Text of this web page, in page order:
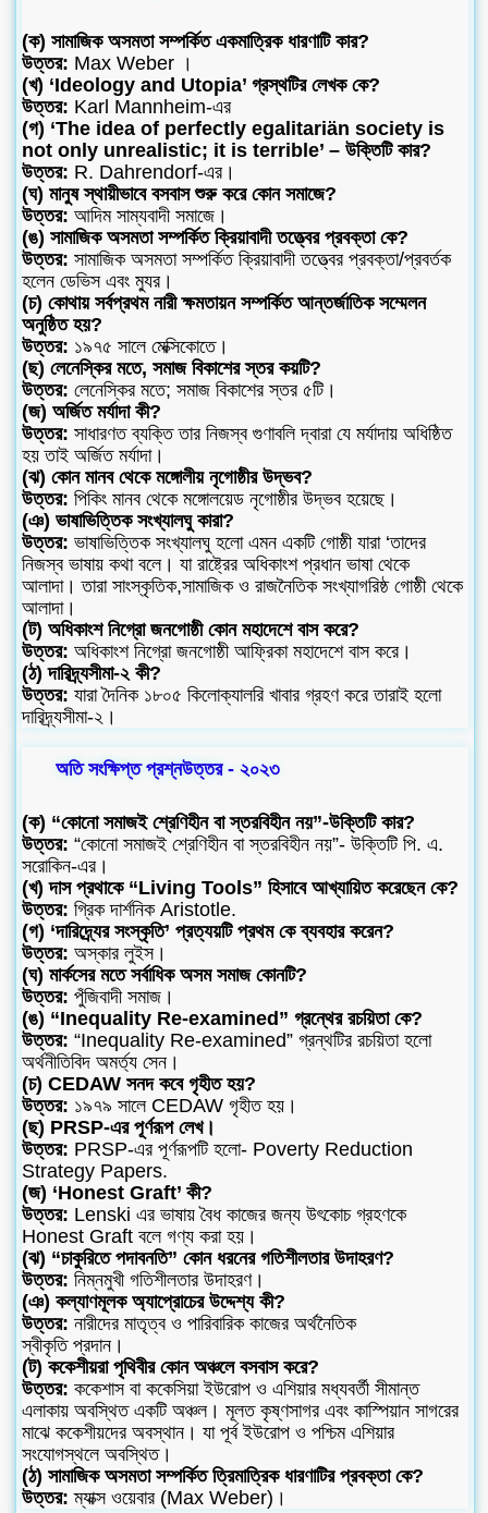
(ক) সামাজিক অসমতা সম্পর্কিত একমাত্রিক ধারণাটি কার?
উত্তর: Max Weber ।
(খ) ‘Ideology and Utopia’ গ্রস্থটির লেখক কে?
উত্তর: Karl Mannheim-এর
(গ) ‘The idea of perfectly egalitariän society is
not only unrealistic; it is terrible’ – উক্তিটি কার?
উত্তর: R. Dahrendorf-এর।
(ঘ) মানুষ স্থায়ীভাবে বসবাস শুরু করে কোন সমাজে?
উত্তর: আদিম সাম্যবাদী সমাজে।
(ঙ) সামাজিক অসমতা সম্পর্কিত ক্রিয়াবাদী তত্ত্বের প্রবক্তা কে?
উত্তর: সামাজিক অসমতা সম্পর্কিত ক্রিয়াবাদী তত্ত্বের প্রবক্তা/প্রবর্তক
হলেন ডেভিস এবং ম্যুর।
(চ) কোথায় সর্বপ্রথম নারী ক্ষমতায়ন সম্পর্কিত আন্তর্জাতিক সম্মেলন
অনুষ্ঠিত হয়?
উত্তর: ১৯৭৫ সালে মেক্সিকোতে।
(ছ) লেনেস্কির মতে, সমাজ বিকাশের স্তর কয়টি?
উত্তর: লেনেস্কির মতে; সমাজ বিকাশের স্তর ৫টি।
(জ) অর্জিত মর্যাদা কী?
উত্তর: সাধারণত ব্যক্তি তার নিজস্ব গুণাবলি দ্বারা যে মর্যাদায় অধিষ্ঠিত
হয় তাই অর্জিত মর্যাদা।
(ঝ) কোন মানব থেকে মঙ্গোলীয় নৃগোষ্ঠীর উদ্ভব?
উত্তর: পিকিং মানব থেকে মঙ্গোলয়েড নৃগোষ্ঠীর উদ্ভব হয়েছে।
(ঞ) ভাষাভিত্তিক সংখ্যালঘু কারা?
উত্তর: ভাষাভিত্তিক সংখ্যালঘু হলো এমন একটি গোষ্ঠী যারা ‘তাদের
নিজস্ব ভাষায় কথা বলে। যা রাষ্ট্রের অধিকাংশ প্রধান ভাষা থেকে
আলাদা। তারা সাংস্কৃতিক,সামাজিক ও রাজনৈতিক সংখ্যাগরিষ্ঠ গোষ্ঠী থেকে
আলাদা।
(ট) অধিকাংশ নিগ্রো জনগোষ্ঠী কোন মহাদেশে বাস করে?
উত্তর: অধিকাংশ নিগ্রো জনগোষ্ঠী আফ্রিকা মহাদেশে বাস করে।
(ঠ) দারিদ্র্যসীমা-২ কী?
উত্তর: যারা দৈনিক ১৮০৫ কিলোক্যালরি খাবার গ্রহণ করে তারাই হলো
দারিদ্র্যসীমা-২।
অতি সংক্ষিপ্ত প্রশ্নউত্তর - ২০২৩
(ক) “কোনো সমাজই শ্রেণিহীন বা স্তরবিহীন নয়”-উক্তিটি কার?
উত্তর: “কোনো সমাজই শ্রেণিহীন বা স্তরবিহীন নয়”- উক্তিটি পি. এ.
সরোকিন-এর।
(খ) দাস প্রথাকে “Living Tools” হিসাবে আখ্যায়িত করেছেন কে?
উত্তর: গ্রিক দার্শনিক Aristotle.
(গ) ‘দারিদ্র্যের সংস্কৃতি’ প্রত্যয়টি প্রথম কে ব্যবহার করেন?
উত্তর: অস্কার লুইস।
(ঘ) মার্কসের মতে সর্বাধিক অসম সমাজ কোনটি?
উত্তর: পুঁজিবাদী সমাজ।
(ঙ) “Inequality Re-examined” গ্রন্থের রচয়িতা কে?
উত্তর: “Inequality Re-examined” গ্রন্থটির রচয়িতা হলো
অর্থনীতিবিদ অমর্ত্য সেন।
(চ) CEDAW সনদ কবে গৃহীত হয়?
উত্তর: ১৯৭৯ সালে CEDAW গৃহীত হয়।
(ছ) PRSP-এর পূর্ণরূপ লেখ।
উত্তর: PRSP-এর পূর্ণরূপটি হলো- Poverty Reduction
Strategy Papers.
(জ) ‘Honest Graft’ কী?
উত্তর: Lenski এর ভাষায় বৈধ কাজের জন্য উৎকোচ গ্রহণকে
Honest Graft বলে গণ্য করা হয়।
(ঝ) “চাকুরিতে পদাবনতি” কোন ধরনের গতিশীলতার উদাহরণ?
উত্তর: নিম্নমুখী গতিশীলতার উদাহরণ।
(ঞ) কল্যাণমূলক অ্যাপ্রোচের উদ্দেশ্য কী?
উত্তর: নারীদের মাতৃত্ব ও পারিবারিক কাজের অর্থনৈতিক
স্বীকৃতি প্রদান।
(ট) ককেশীয়রা পৃথিবীর কোন অঞ্চলে বসবাস করে?
উত্তর: ককেশাস বা ককেসিয়া ইউরোপ ও এশিয়ার মধ্যবর্তী সীমান্ত
এলাকায় অবস্থিত একটি অঞ্চল। মূলত কৃষ্ণসাগর এবং কাস্পিয়ান সাগরের
মাঝে ককেশীয়দের অবস্থান। যা পূর্ব ইউরোপ ও পশ্চিম এশিয়ার
সংযোগস্থলে অবস্থিত।
(ঠ) সামাজিক অসমতা সম্পর্কিত ত্রিমাত্রিক ধারণাটির প্রবক্তা কে?
উত্তর: ম্যাক্স ওয়েবার (Max Weber)।